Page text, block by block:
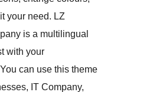
your need. LZ
is a multilingual
with your
can use this theme
IT Company,